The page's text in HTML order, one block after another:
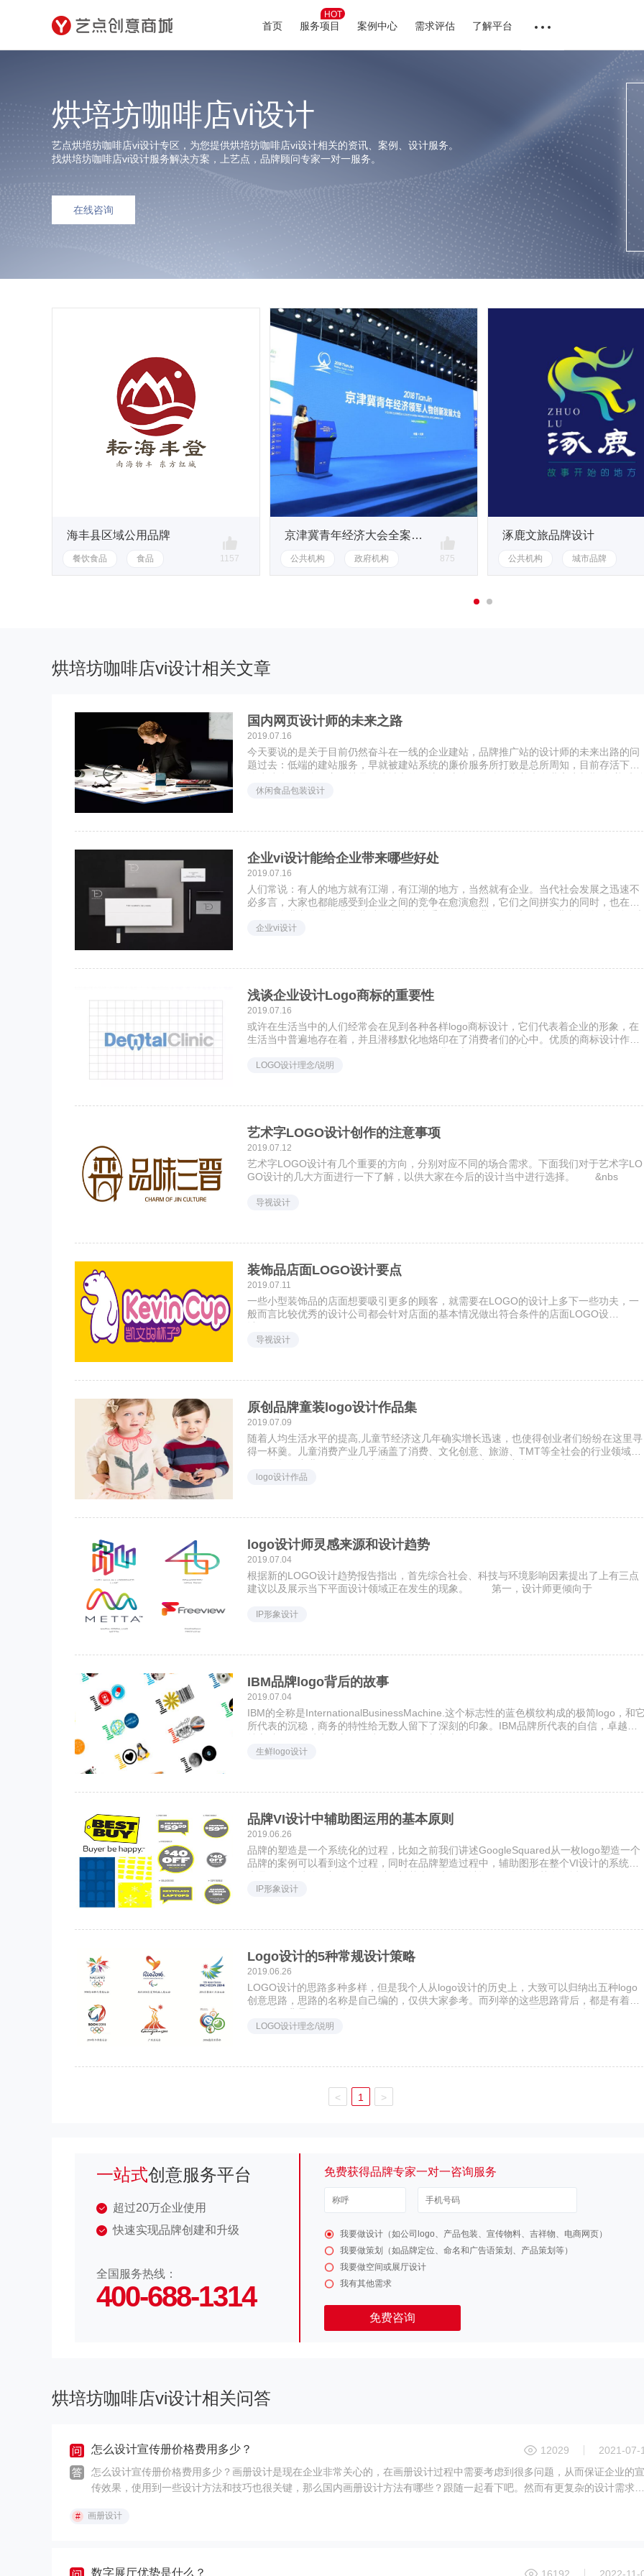
首页 服务项目
HOT
案例中心 需求评估 了解平台
烘培坊咖啡店vi设计
艺点烘培坊咖啡店vi设计专区，为您提供烘培坊咖啡店vi设计相关的资讯、案例、设计服务。
找烘培坊咖啡店vi设计服务解决方案，上艺点，品牌顾问专家一对一服务。
在线咨询
海丰县区域公用品牌
餐饮食品 食品 1157
京津冀青年经济大会全案策划
公共机构 政府机构 875
涿鹿文旅品牌设计
公共机构 城市品牌
烘培坊咖啡店vi设计相关文章
国内网页设计师的未来之路
2019.07.16
今天要说的是关于目前仍然奋斗在一线的企业建站，品牌推广站的设计师的未来出路的问
题过去：低端的建站服务，早就被建站系统的廉价服务所打败是总所周知，目前存活下来
己休闲食品包装设计
企业vi设计能给企业带来哪些好处
2019.07.16
人们常说：有人的地方就有江湖，有江湖的地方，当然就有企业。当代社会发展之迅速不
必多言，大家也都能感受到企业之间的竞争在愈演愈烈，它们之间拼实力的同时，也在拼
对企业vi设计
浅谈企业设计Logo商标的重要性
2019.07.16
或许在生活当中的人们经常会在见到各种各样logo商标设计，它们代表着企业的形象，在
生活当中普遍地存在着，并且潜移默化地烙印在了消费者们的心中。优质的商标设计作品
处LOGO设计理念/说明
艺术字LOGO设计创作的注意事项
2019.07.12
艺术字LOGO设计有几个重要的方向，分别对应不同的场合需求。下面我们对于艺术字LO
GO设计的几大方面进行一下了解，以供大家在今后的设计当中进行选择。 &nbs
导视设计
装饰品店面LOGO设计要点
2019.07.11
一些小型装饰品的店面想要吸引更多的顾客，就需要在LOGO的设计上多下一些功夫，一
般而言比较优秀的设计公司都会针对店面的基本情况做出符合条件的店面LOGO设
导视设计
原创品牌童装logo设计作品集
2019.07.09
随着人均生活水平的提高,儿童节经济这几年确实增长迅速，也使得创业者们纷纷在这里寻
得一杯羹。儿童消费产业几乎涵盖了消费、文化创意、旅游、TMT等全社会的行业领域，
logo设计作品
logo设计师灵感来源和设计趋势
2019.07.04
根据新的LOGO设计趋势报告指出，首先综合社会、科技与环境影响因素提出了上有三点
建议以及展示当下平面设计领域正在发生的现象。 第一，设计师更倾向于
IP形象设计
IBM品牌logo背后的故事
2019.07.04
IBM的全称是InternationalBusinessMachine.这个标志性的蓝色横纹构成的极简logo，和它
所代表的沉稳，商务的特性给无数人留下了深刻的印象。IBM品牌所代表的自信，卓越和
生鲜logo设计
品牌VI设计中辅助图运用的基本原则
2019.06.26
品牌的塑造是一个系统化的过程，比如之前我们讲述GoogleSquared从一枚logo塑造一个
品牌的案例可以看到这个过程，同时在品牌塑造过程中，辅助图形在整个VI设计的系统中
IP形象设计
Logo设计的5种常规设计策略
2019.06.26
LOGO设计的思路多种多样，但是我个人从logo设计的历史上，大致可以归纳出五种logo
创意思路，思路的名称是自己编的，仅供大家参考。而列举的这些思路背后，都是有着各
LOGO设计理念/说明
< 1 >
一站式创意服务平台
超过20万企业使用
快速实现品牌创建和升级
全国服务热线：
400-688-1314
免费获得品牌专家一对一咨询服务
我要做设计（如公司logo、产品包装、宣传物料、吉祥物、电商网页）
我要做策划（如品牌定位、命名和广告语策划、产品策划等）
我要做空间或展厅设计
我有其他需求
免费咨询
烘培坊咖啡店vi设计相关问答
怎么设计宣传册价格费用多少？
怎么设计宣传册价格费用多少？画册设计是现在企业非常关心的，在画册设计过程中需要考虑到很多问题，从而保证企业的宣
传效果，使用到一些设计方法和技巧也很关键，那么国内画册设计方法有哪些？跟随一起看下吧。然而有更复杂的设计需求，
力花费是不一样的，较少的时间和精力和较多的设计和精力，产生的费用当然不一样。企业选择适合的方案，可以表现出企业
价就是多少，很多时候是这样的。1、产品怎么设计宣传册服务的展现价格通过画册的信息表达，为用户展示宣传的产品功能、
# 画册设计
12029 2021-07-
数字展厅优势是什么？